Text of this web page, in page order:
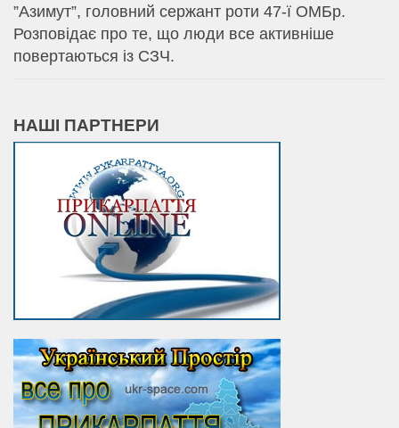
⁨”Азимут”, головний сержант роти 47-ї ОМБр.
Розповідає про те, що люди все активніше
повертаються із СЗЧ.
НАШІ ПАРТНЕРИ